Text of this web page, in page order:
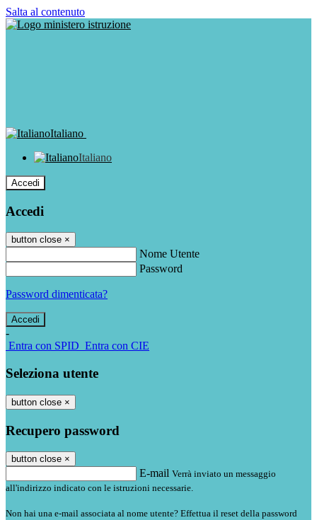
Salta al contenuto
Italiano
Italiano
Accedi
Accedi
button close ×
Nome Utente
Password
Password dimenticata?
-
Entra con SPID Entra con CIE
Seleziona utente
button close ×
Recupero password
button close ×
E-mail Verrà inviato un messaggio
all'indirizzo indicato con le istruzioni necessarie.
Non hai una e-mail associata al nome utente? Effettua il reset della password